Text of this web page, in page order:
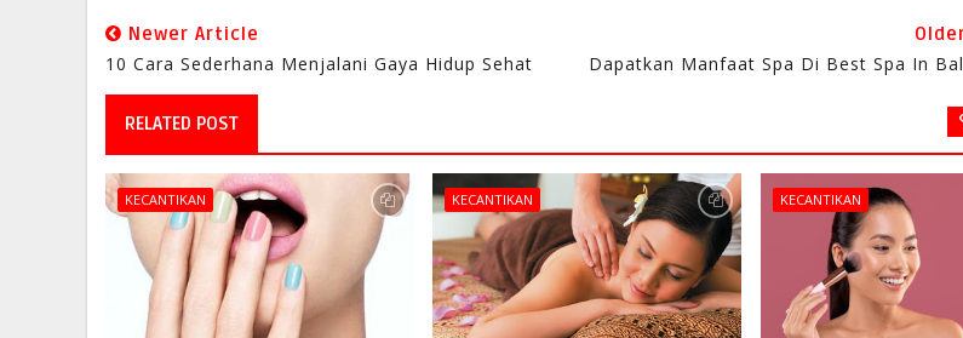
Newer Article
10 Cara Sederhana Menjalani Gaya Hidup Sehat Dapatkan Manfaat Spa Di Best Spa In
RELATED POST
KECANTIKAN KECANTIKAN KECANTIKAN